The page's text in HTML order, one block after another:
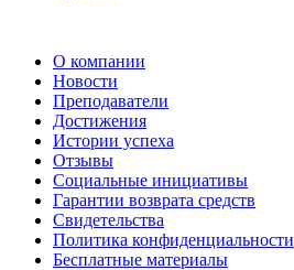
О компании
Новости
Преподаватели
Достижения
Истории успеха
Отзывы
Социальные инициативы
Гарантии возврата средств
Свидетельства
Политика конфиденциальности
Бесплатные материалы